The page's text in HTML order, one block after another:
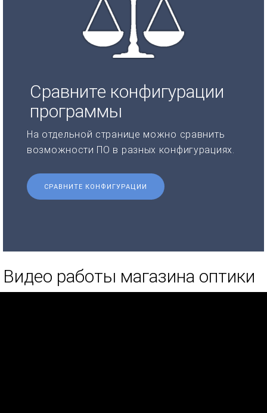
Сравните конфигурации
программы
На отдельной странице можно сравнить
возможности ПО в разных конфигурациях.
СРАВНИТЕ КОНФИГУРАЦИИ
Видео работы магазина оптики